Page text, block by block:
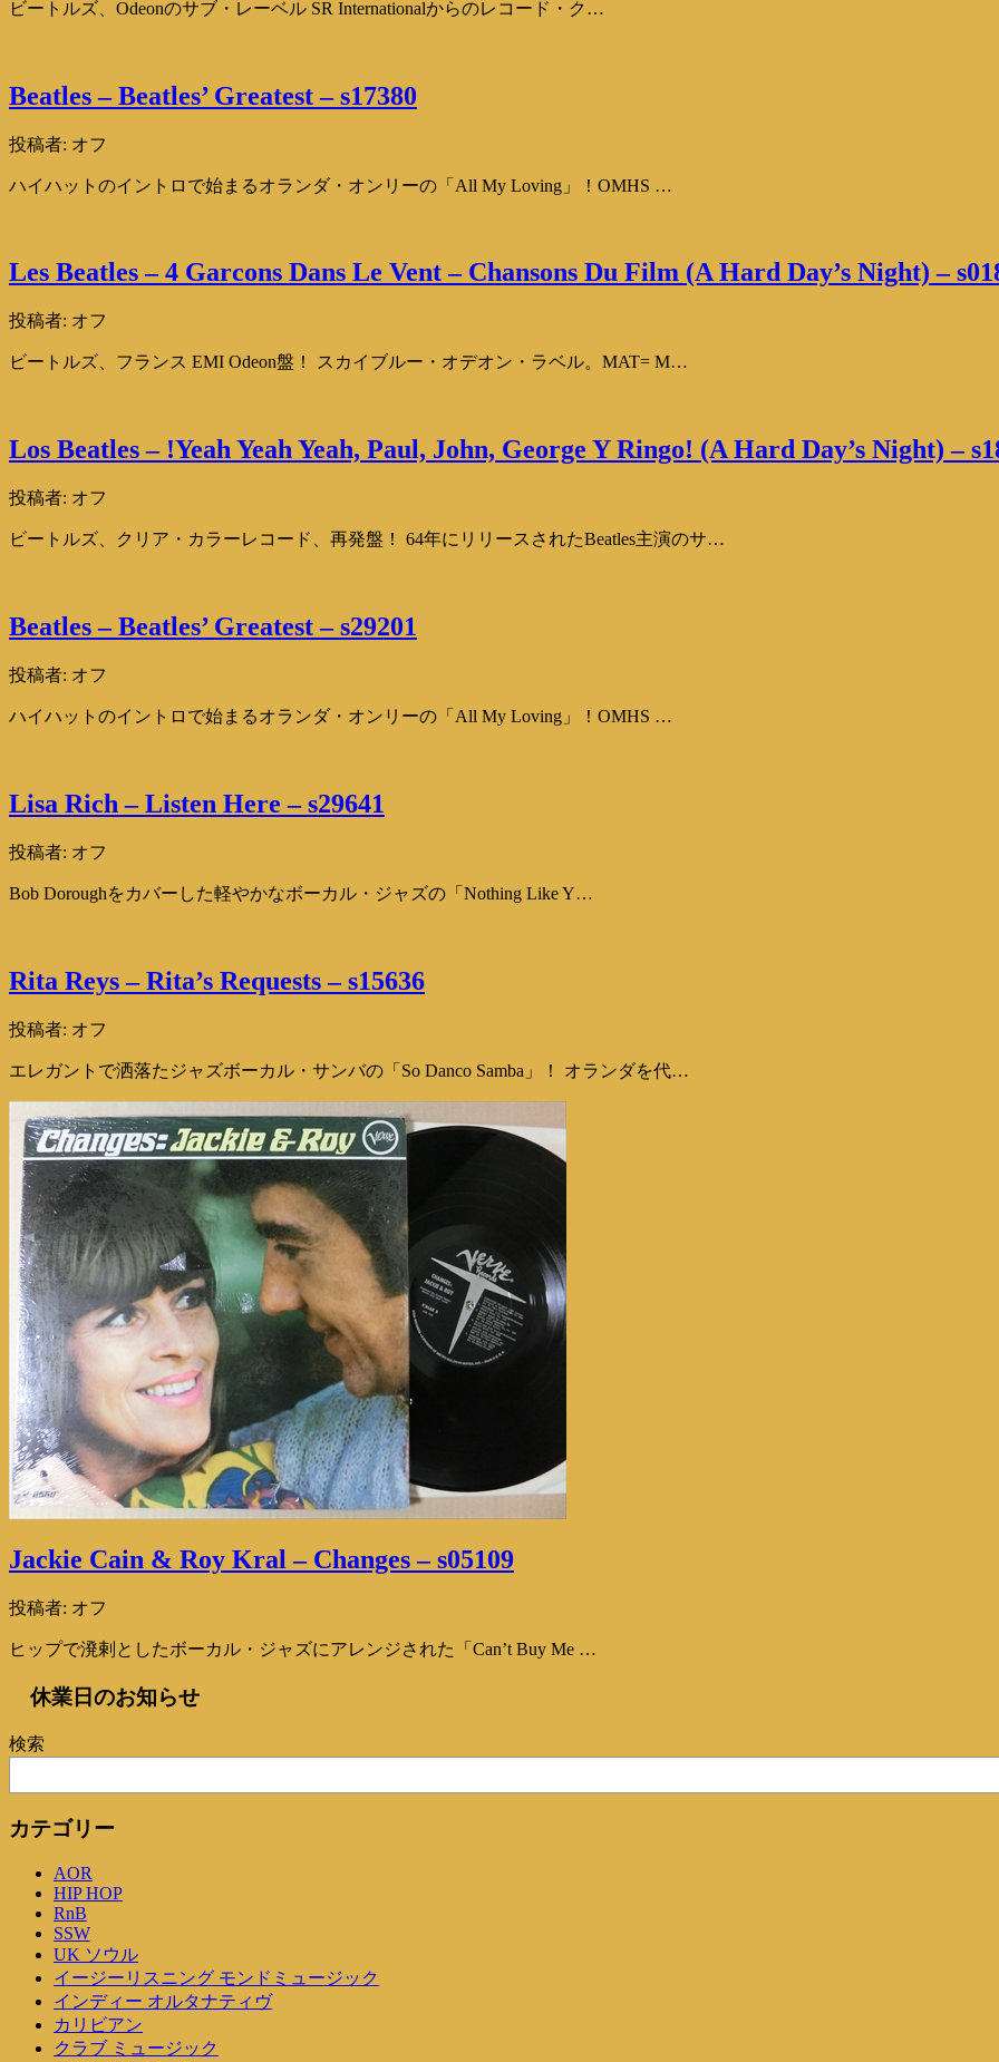
ビートルズ、Odeonのサブ・レーベル SR Internationalからのレコード・ク…
Beatles – Beatles’ Greatest – s17380
投稿者: オフ
ハイハットのイントロで始まるオランダ・オンリーの「All My Loving」！OMHS …
Les Beatles – 4 Garcons Dans Le Vent – Chansons Du Film (A Hard Day’s Night) –
投稿者: オフ
ビートルズ、フランス EMI Odeon盤！ スカイブルー・オデオン・ラベル。MAT= M…
Los Beatles – !Yeah Yeah Yeah, Paul, John, George Y Ringo! (A Hard Day’s Night) –
投稿者: オフ
ビートルズ、クリア・カラーレコード、再発盤！ 64年にリリースされたBeatles主演のサ…
Beatles – Beatles’ Greatest – s29201
投稿者: オフ
ハイハットのイントロで始まるオランダ・オンリーの「All My Loving」！OMHS …
Lisa Rich – Listen Here – s29641
投稿者: オフ
Bob Doroughをカバーした軽やかなボーカル・ジャズの「Nothing Like Y…
Rita Reys – Rita’s Requests – s15636
投稿者: オフ
エレガントで洒落たジャズボーカル・サンバの「So Danco Samba」！ オランダを代…
Jackie Cain & Roy Kral – Changes – s05109
投稿者: オフ
ヒップで溌剌としたボーカル・ジャズにアレンジされた「Can’t Buy Me …
休業日のお知らせ
検索
カテゴリー
AOR
HIP HOP
RnB
SSW
UK ソウル
イージーリスニング モンドミュージック
インディー オルタナティヴ
カリビアン
クラブ ミュージック